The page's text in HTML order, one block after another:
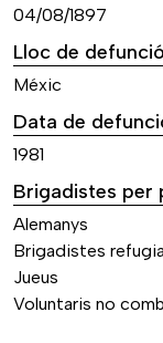
04/08/1897
Lloc de defunció
Méxic
Data de
1981
Brigadistes per
Alemanys
Brigadistes
Jueus
Voluntaris no